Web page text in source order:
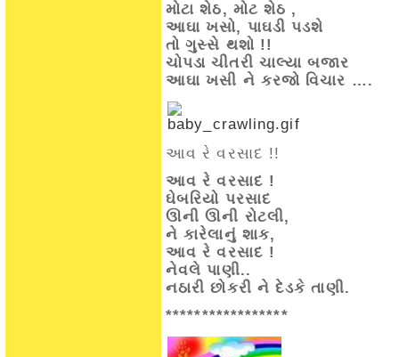
મોટા શેઠ, મોટ શેઠ ,
આઘા ખસો, પાઘડી પડશે
તો ગુસ્સે થશો !!
ચોપડા ચીતરી ચાલ્યા બજાર
આઘા ખસી ને કરજો વિચાર ….
આવ રે વરસાદ !!
આવ રે વરસાદ !
ઘેબરિયો પરસાદ
ઊની ઊની રોટલી,
ને કારેલાનું શાક,
આવ રે વરસાદ !
નેવલે પાણી..
નઠારી છોકરી ને દેડકે તાણી.
*****************